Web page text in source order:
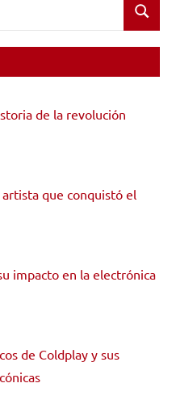
Buscar
de la revolución
que conquistó el
impacto en la electrónica
de Coldplay y sus